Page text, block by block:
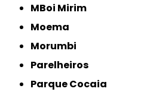
MBoi Mirim
Moema
Morumbi
Parelheiros
Parque Cocaia